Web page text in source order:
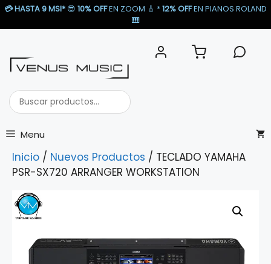
Saltar
💳HASTA 9 MSI* 😎 10% OFFEN ZOOM 🎸​ *12% OFFEN PIANOS ROLAND
🎹​
Buscar
productos...
Menu
Inicio / Nuevos Productos / TECLADO YAMAHA
PSR-SX720 ARRANGER WORKSTATION